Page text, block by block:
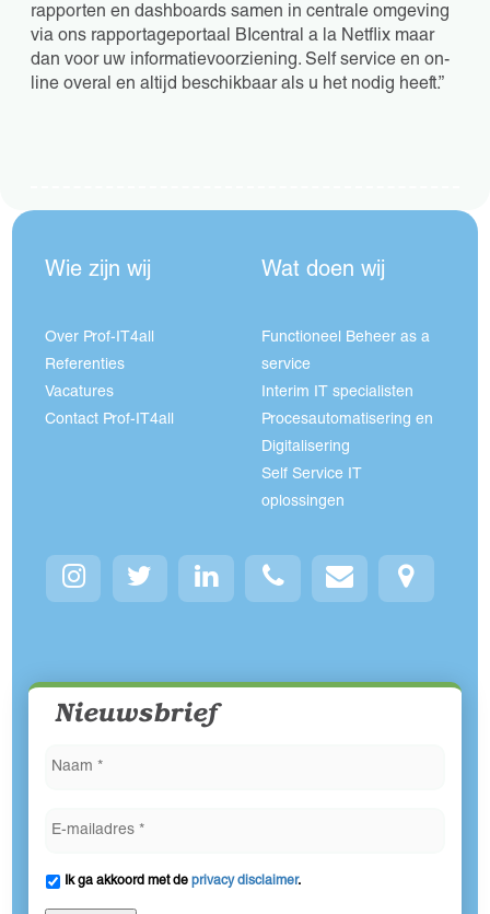
rapporten en dashboards samen in centrale omgeving
via ons rapportageportaal BIcentral a la Netflix maar
dan voor uw informatievoorziening. Self service en on-
line overal en altijd beschikbaar als u het nodig heeft.”
Wie zijn wij
Over Prof-IT4all
Referenties
Vacatures
Contact Prof-IT4all
Wat doen wij
Functioneel Beheer as a
service
Interim IT specialisten
Procesautomatisering en
Digitalisering
Self Service IT
oplossingen
Nieuwsbrief
Ik ga akkoord met deprivacy disclaimer.